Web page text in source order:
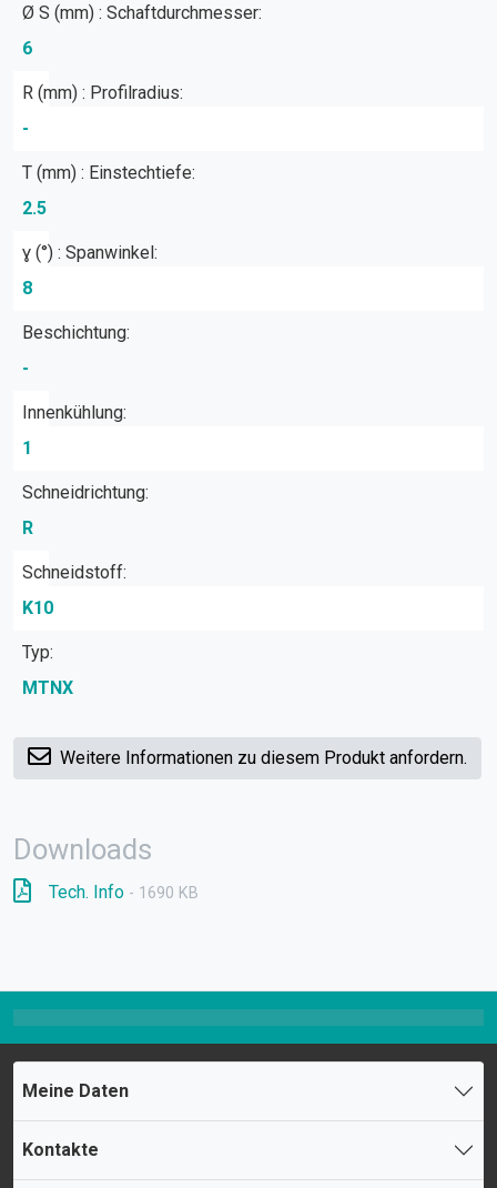
Ø S (mm) : Schaftdurchmesser:
6
R (mm) : Profilradius:
-
T (mm) : Einstechtiefe:
2.5
ɣ (°) : Spanwinkel:
8
Beschichtung:
-
Innenkühlung:
1
Schneidrichtung:
R
Schneidstoff:
K10
Typ:
MTNX
Weitere Informationen zu diesem Produkt anfordern.
Downloads
Tech. Info - 1690 KB
Meine Daten
Kontakte